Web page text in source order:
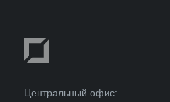
Центральный офис: